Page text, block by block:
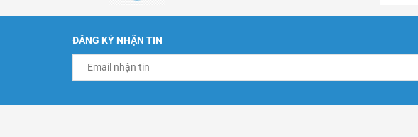
ĐĂNG KÝ NHẬN TIN